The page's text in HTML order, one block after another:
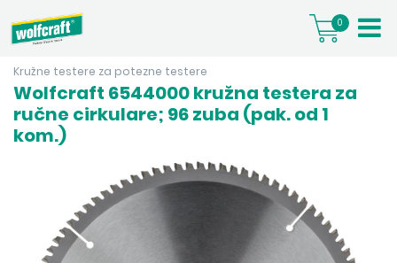
0
Kružne testere za potezne testere
Wolfcraft 6544000 kružna testera za
ručne cirkulare; 96 zuba (pak. od 1
kom.)